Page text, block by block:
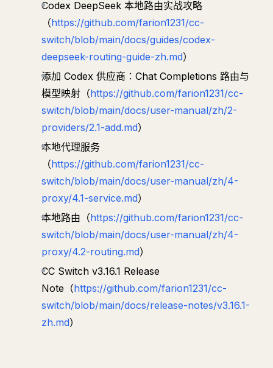
Codex DeepSeek 本地路由实战攻略
（https://github.com/farion1231/cc-
switch/blob/main/docs/guides/codex-
deepseek-routing-guide-zh.md）
添加 Codex 供应商：Chat Completions 路由与
模型映射（https://github.com/farion1231/cc-
switch/blob/main/docs/user-manual/zh/2-
providers/2.1-add.md）
本地代理服务
（https://github.com/farion1231/cc-
switch/blob/main/docs/user-manual/zh/4-
proxy/4.1-service.md）
本地路由（https://github.com/farion1231/cc-
switch/blob/main/docs/user-manual/zh/4-
proxy/4.2-routing.md）
CC Switch v3.16.1 Release
Note（https://github.com/farion1231/cc-
switch/blob/main/docs/release-notes/v3.16.1-
zh.md）